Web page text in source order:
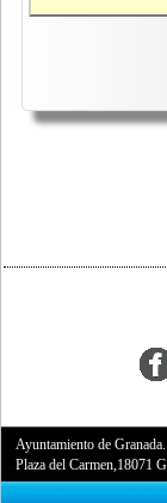
Ayuntamiento de
Plaza del Carmen,18071